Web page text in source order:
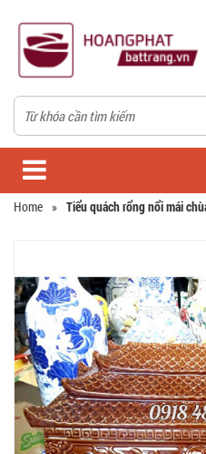
Home » Tiểu quách rổng nổi mái